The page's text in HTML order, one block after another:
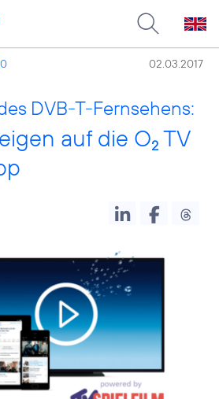
02.03.2017
DVB-T-Fernsehens:
auf die O2 TV